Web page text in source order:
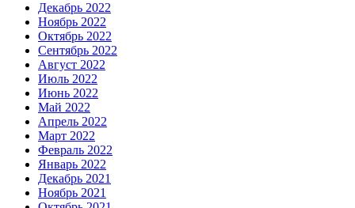
Декабрь 2022
Ноябрь 2022
Октябрь 2022
Сентябрь 2022
Август 2022
Июль 2022
Июнь 2022
Май 2022
Апрель 2022
Март 2022
Февраль 2022
Январь 2022
Декабрь 2021
Ноябрь 2021